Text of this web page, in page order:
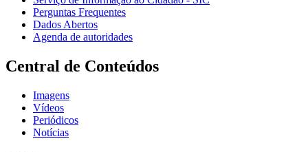
Perguntas Frequentes
Dados Abertos
Agenda de autoridades
Central de Conteúdos
Imagens
Vídeos
Periódicos
Notícias